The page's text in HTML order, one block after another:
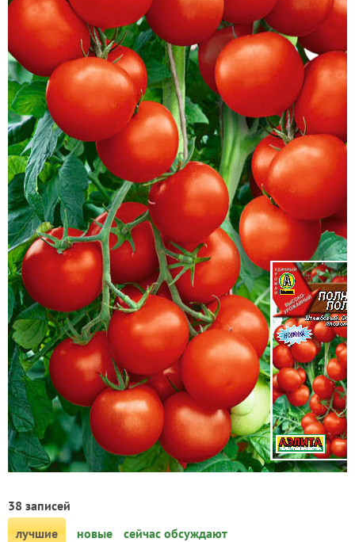
38 записей
лучшие
новые сейчас обсуждают